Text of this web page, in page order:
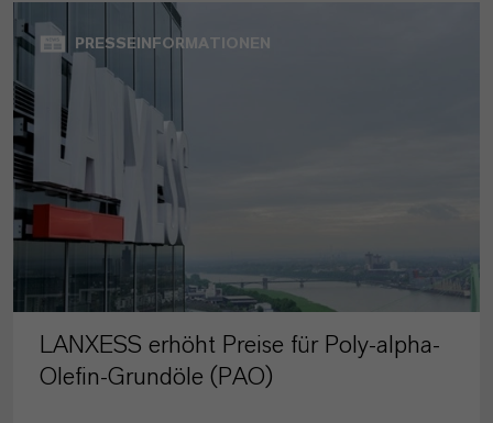
PRESSEINFORMATIONEN
LANXESS erhöht Preise für Poly-alpha-
Olefin-Grundöle (PAO)